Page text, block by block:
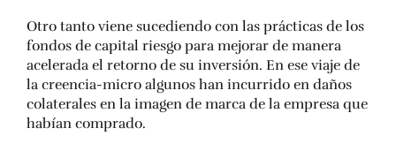
Otro tanto viene sucediendo con las prácticas de los
fondos de capital riesgo para mejorar de manera
acelerada el retorno de su inversión. En ese viaje de
la creencia-micro algunos han incurrido en daños
colaterales en la imagen de marca de la empresa que
habían comprado.